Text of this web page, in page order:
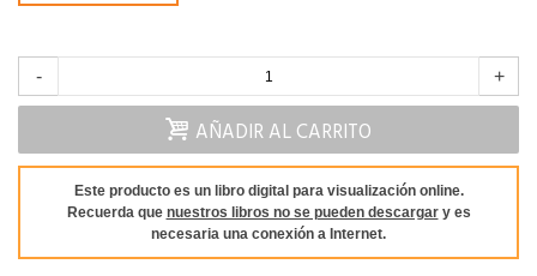
- +
AÑADIR AL CARRITO
Este producto es un libro digital para visualización online.
Recuerda que nuestros libros no se pueden descargary es
necesaria una conexión a Internet.